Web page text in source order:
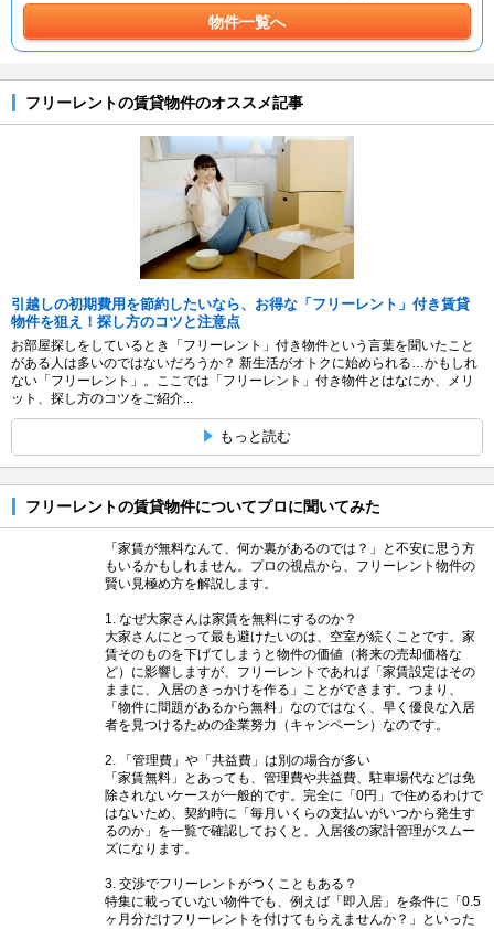
物件一覧へ
フリーレントの賃貸物件のオススメ記事
引越しの初期費用を節約したいなら、お得な「フリーレント」付き賃貸
物件を狙え！探し方のコツと注意点
お部屋探しをしているとき「フリーレント」付き物件という言葉を聞いたこと
がある人は多いのではないだろうか？ 新生活がオトクに始められる…かもしれ
ない「フリーレント」。ここでは「フリーレント」付き物件とはなにか、メリ
ット、探し方のコツをご紹介...
もっと読む
フリーレントの賃貸物件についてプロに聞いてみた
「家賃が無料なんて、何か裏があるのでは？」と不安に思う方
もいるかもしれません。プロの視点から、フリーレント物件の
賢い見極め方を解説します。
1. なぜ大家さんは家賃を無料にするのか？
大家さんにとって最も避けたいのは、空室が続くことです。家
賃そのものを下げてしまうと物件の価値（将来の売却価格な
ど）に影響しますが、フリーレントであれば「家賃設定はその
ままに、入居のきっかけを作る」ことができます。つまり、
「物件に問題があるから無料」なのではなく、早く優良な入居
者を見つけるための企業努力（キャンペーン）なのです。
2. 「管理費」や「共益費」は別の場合が多い
「家賃無料」とあっても、管理費や共益費、駐車場代などは免
除されないケースが一般的です。完全に「0円」で住めるわけで
はないため、契約時に「毎月いくらの支払いがいつから発生す
るのか」を一覧で確認しておくと、入居後の家計管理がスムー
ズになります。
3. 交渉でフリーレントがつくこともある？
特集に載っていない物件でも、例えば「即入居」を条件に「0.5
ヶ月分だけフリーレントを付けてもらえませんか？」といった